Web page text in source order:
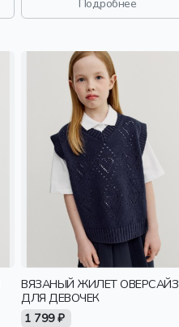
Подробнее
ВЯЗАНЫЙ ЖИЛЕТ ОВЕРСАЙЗ
ДЛЯ ДЕВОЧЕК
1 799 ₽